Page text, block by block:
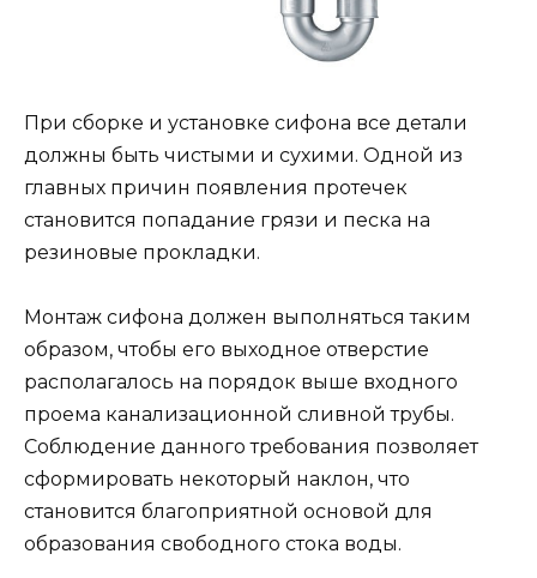
При сборке и установке сифона все детали
должны быть чистыми и сухими. Одной из
главных причин появления протечек
становится попадание грязи и песка на
резиновые прокладки.
Монтаж сифона должен выполняться таким
образом, чтобы его выходное отверстие
располагалось на порядок выше входного
проема канализационной сливной трубы.
Соблюдение данного требования позволяет
сформировать некоторый наклон, что
становится благоприятной основой для
образования свободного стока воды.